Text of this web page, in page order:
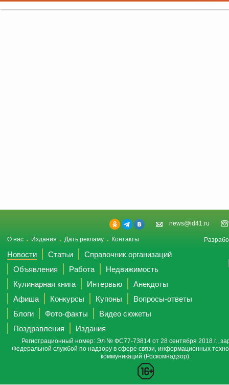
news@id41.ru
О нас Издания Дать рекламу Контакты
Новости Статьи
Справочник организаций
Объявления
Работа
Недвижимость
Кулинарная книга
Интервью
Анекдоты
Афиша
Конкурсы Купоны
Вопросы-ответы
Блоги
Фото-факты
Видео сюжеты
Поздравления
Издания
Регистрационный номер: Эл № ФС77-73814 от 28 сентября 2018 г.,
Федеральной службой по надзору в сфере связи, информационных
коммуникаций (Роскомнадзор).